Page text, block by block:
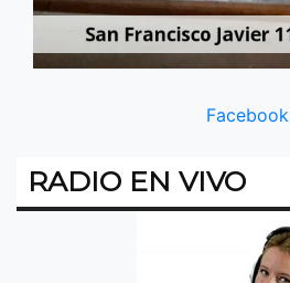
Facebook
RADIO EN VIVO